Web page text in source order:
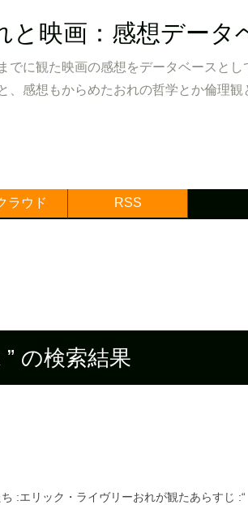
の検索結果
:エリック・ライヴリーおれが観たあらすじ :“
と映画：感想データ
でに観た映画の感想をデータベースとし
、感想もからめたおれの哲学とか倫理観
ラウド RSS